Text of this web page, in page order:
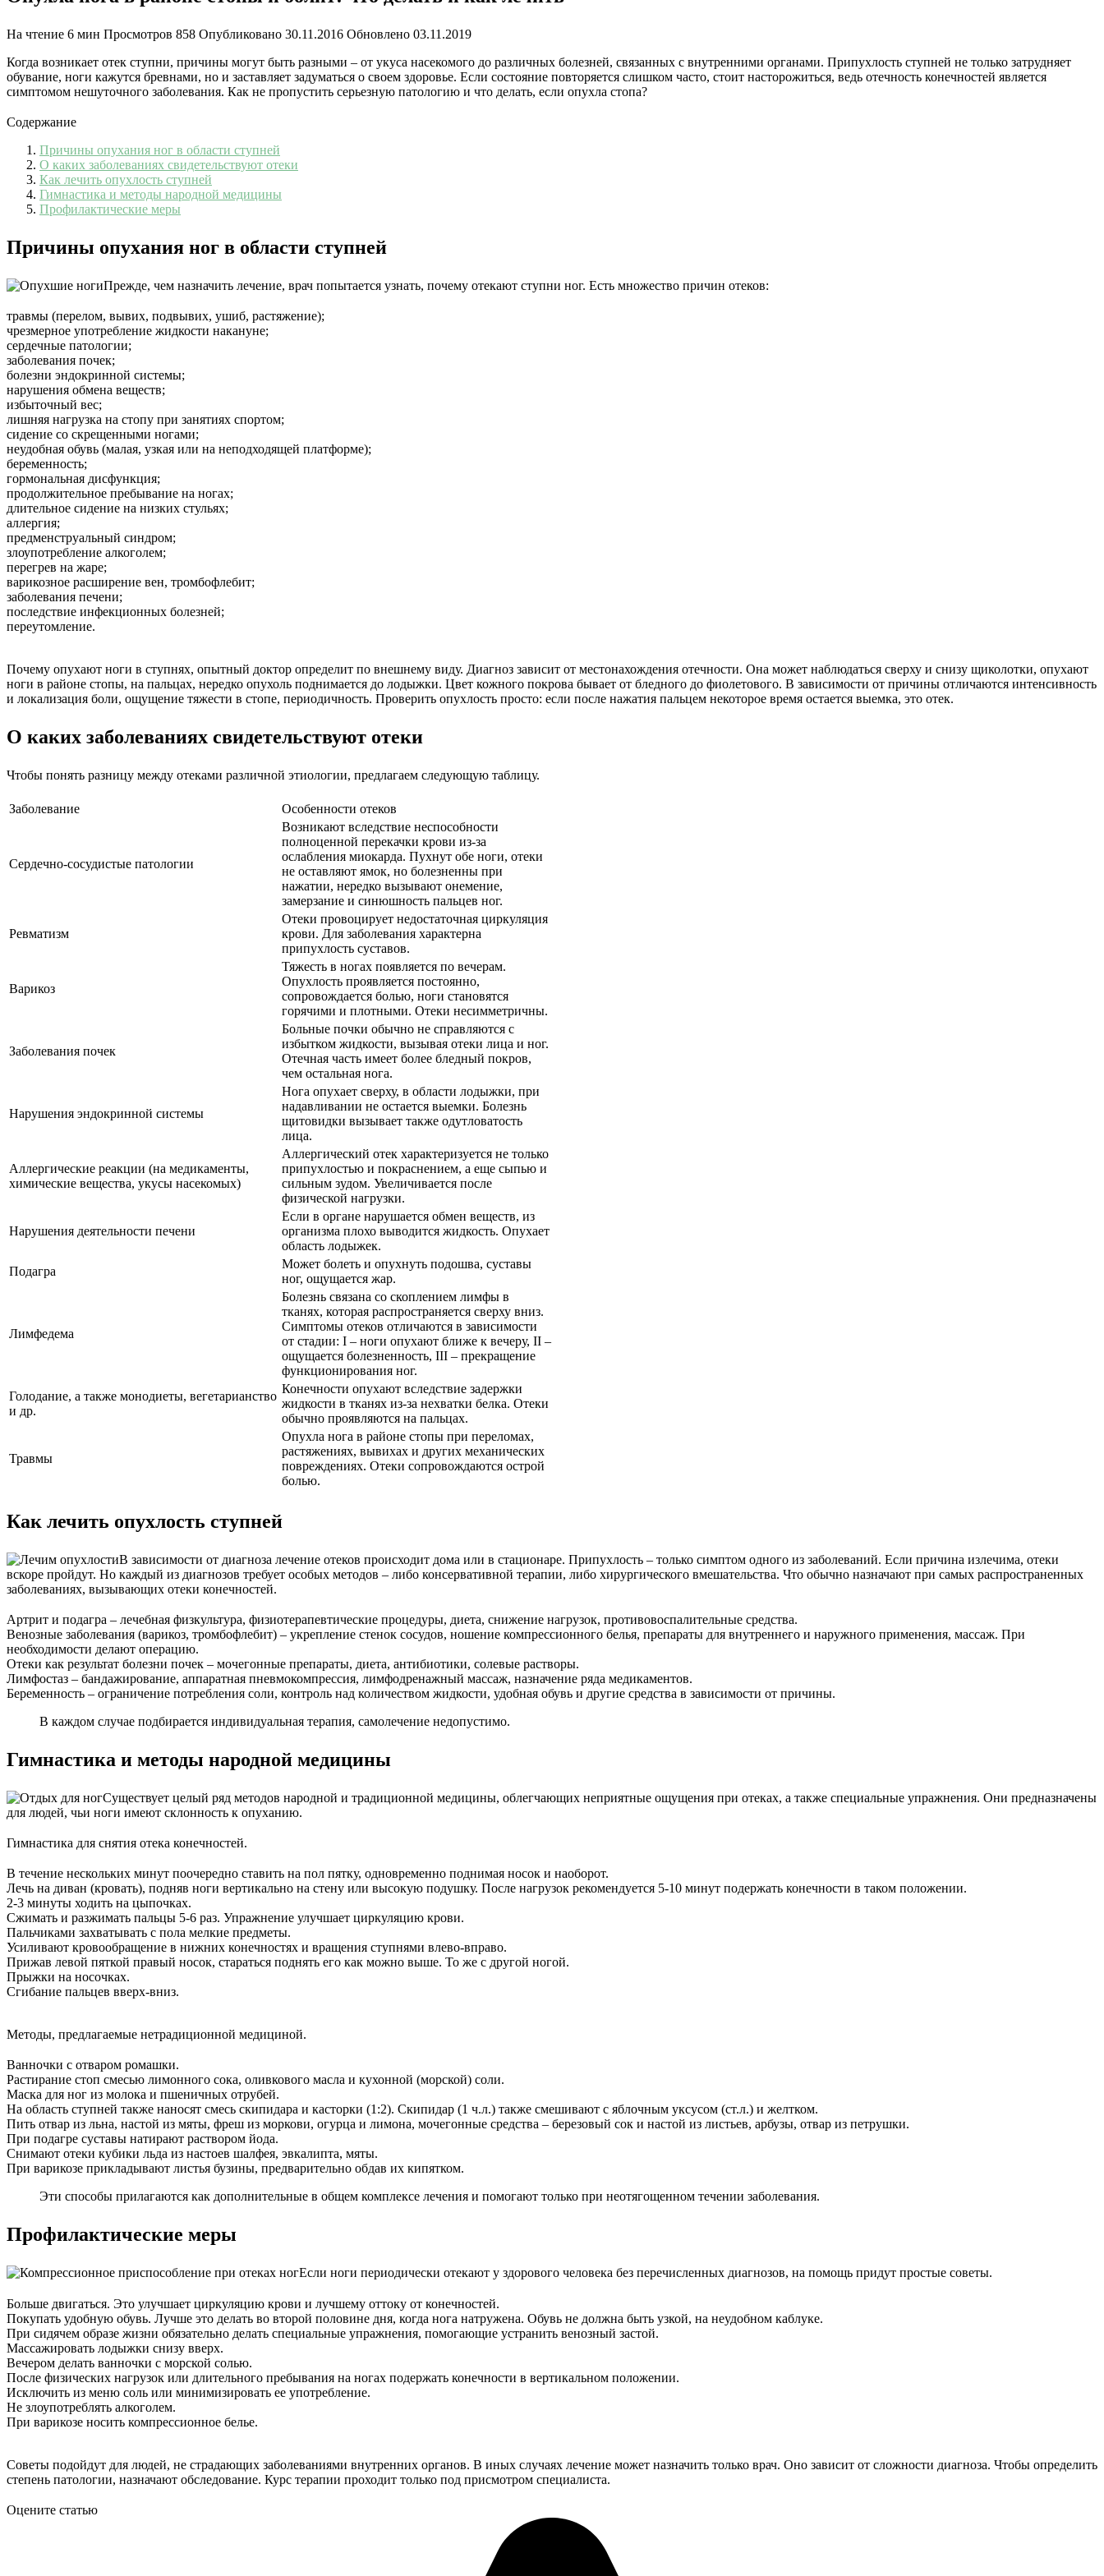
На чтение 6 мин Просмотров 858 Опубликовано 30.11.2016 Обновлено 03.11.2019
Когда возникает отек ступни, причины могут быть разными – от укуса насекомого до различных болезней, связанных с внутренними органами. Припухлость ступней не только затрудняет
обувание, ноги кажутся бревнами, но и заставляет задуматься о своем здоровье. Если состояние повторяется слишком часто, стоит насторожиться, ведь отечность конечностей является
симптомом нешуточного заболевания. Как не пропустить серьезную патологию и что делать, если опухла стопа?
Содержание
Причины опухания ног в области ступней
О каких заболеваниях свидетельствуют отеки
Как лечить опухлость ступней
Гимнастика и методы народной медицины
Профилактические меры
Причины опухания ног в области ступней
Прежде, чем назначить лечение, врач попытается узнать, почему отекают ступни ног. Есть множество причин отеков:
травмы (перелом, вывих, подвывих, ушиб, растяжение);
чрезмерное употребление жидкости накануне;
сердечные патологии;
заболевания почек;
болезни эндокринной системы;
нарушения обмена веществ;
избыточный вес;
лишняя нагрузка на стопу при занятиях спортом;
сидение со скрещенными ногами;
неудобная обувь (малая, узкая или на неподходящей платформе);
беременность;
гормональная дисфункция;
продолжительное пребывание на ногах;
длительное сидение на низких стульях;
аллергия;
предменструальный синдром;
злоупотребление алкоголем;
перегрев на жаре;
варикозное расширение вен, тромбофлебит;
заболевания печени;
последствие инфекционных болезней;
переутомление.
Почему опухают ноги в ступнях, опытный доктор определит по внешнему виду. Диагноз зависит от местонахождения отечности. Она может наблюдаться сверху и снизу щиколотки, опухают
ноги в районе стопы, на пальцах, нередко опухоль поднимается до лодыжки. Цвет кожного покрова бывает от бледного до фиолетового. В зависимости от причины отличаются интенсивность
и локализация боли, ощущение тяжести в стопе, периодичность. Проверить опухлость просто: если после нажатия пальцем некоторое время остается выемка, это отек.
О каких заболеваниях свидетельствуют отеки
Чтобы понять разницу между отеками различной этиологии, предлагаем следующую таблицу.
Заболевание Особенности отеков
Сердечно-сосудистые патологии
Возникают вследствие неспособности
полноценной перекачки крови из-за
ослабления миокарда. Пухнут обе ноги, отеки
не оставляют ямок, но болезненны при
нажатии, нередко вызывают онемение,
замерзание и синюшность пальцев ног.
Ревматизм
Отеки провоцирует недостаточная циркуляция
крови. Для заболевания характерна
припухлость суставов.
Варикоз
Тяжесть в ногах появляется по вечерам.
Опухлость проявляется постоянно,
сопровождается болью, ноги становятся
горячими и плотными. Отеки несимметричны.
Заболевания почек
Больные почки обычно не справляются с
избытком жидкости, вызывая отеки лица и ног.
Отечная часть имеет более бледный покров,
чем остальная нога.
Нарушения эндокринной системы
Нога опухает сверху, в области лодыжки, при
надавливании не остается выемки. Болезнь
щитовидки вызывает также одутловатость
лица.
Аллергические реакции (на медикаменты,
химические вещества, укусы насекомых)
Аллергический отек характеризуется не только
припухлостью и покраснением, а еще сыпью и
сильным зудом. Увеличивается после
физической нагрузки.
Нарушения деятельности печени
Если в органе нарушается обмен веществ, из
организма плохо выводится жидкость. Опухает
область лодыжек.
Подагра
Может болеть и опухнуть подошва, суставы
ног, ощущается жар.
Лимфедема
Болезнь связана со скоплением лимфы в
тканях, которая распространяется сверху вниз.
Симптомы отеков отличаются в зависимости
от стадии: І – ноги опухают ближе к вечеру, ІІ –
ощущается болезненность, ІІІ – прекращение
функционирования ног.
Голодание, а также монодиеты, вегетарианство
и др.
Конечности опухают вследствие задержки
жидкости в тканях из-за нехватки белка. Отеки
обычно проявляются на пальцах.
Травмы
Опухла нога в районе стопы при переломах,
растяжениях, вывихах и других механических
повреждениях. Отеки сопровождаются острой
болью.
Как лечить опухлость ступней
В зависимости от диагноза лечение отеков происходит дома или в стационаре. Припухлость – только симптом одного из заболеваний. Если причина излечима, отеки
вскоре пройдут. Но каждый из диагнозов требует особых методов – либо консервативной терапии, либо хирургического вмешательства. Что обычно назначают при самых распространенных
заболеваниях, вызывающих отеки конечностей.
Артрит и подагра – лечебная физкультура, физиотерапевтические процедуры, диета, снижение нагрузок, противовоспалительные средства.
Венозные заболевания (варикоз, тромбофлебит) – укрепление стенок сосудов, ношение компрессионного белья, препараты для внутреннего и наружного применения, массаж. При
необходимости делают операцию.
Отеки как результат болезни почек – мочегонные препараты, диета, антибиотики, солевые растворы.
Лимфостаз – бандажирование, аппаратная пневмокомпрессия, лимфодренажный массаж, назначение ряда медикаментов.
Беременность – ограничение потребления соли, контроль над количеством жидкости, удобная обувь и другие средства в зависимости от причины.
В каждом случае подбирается индивидуальная терапия, самолечение недопустимо.
Гимнастика и методы народной медицины
Существует целый ряд методов народной и традиционной медицины, облегчающих неприятные ощущения при отеках, а также специальные упражнения. Они предназначены
для людей, чьи ноги имеют склонность к опуханию.
Гимнастика для снятия отека конечностей.
В течение нескольких минут поочередно ставить на пол пятку, одновременно поднимая носок и наоборот.
Лечь на диван (кровать), подняв ноги вертикально на стену или высокую подушку. После нагрузок рекомендуется 5-10 минут подержать конечности в таком положении.
2-3 минуты ходить на цыпочках.
Сжимать и разжимать пальцы 5-6 раз. Упражнение улучшает циркуляцию крови.
Пальчиками захватывать с пола мелкие предметы.
Усиливают кровообращение в нижних конечностях и вращения ступнями влево-вправо.
Прижав левой пяткой правый носок, стараться поднять его как можно выше. То же с другой ногой.
Прыжки на носочках.
Сгибание пальцев вверх-вниз.
Методы, предлагаемые нетрадиционной медициной.
Ванночки с отваром ромашки.
Растирание стоп смесью лимонного сока, оливкового масла и кухонной (морской) соли.
Маска для ног из молока и пшеничных отрубей.
На область ступней также наносят смесь скипидара и касторки (1:2). Скипидар (1 ч.л.) также смешивают с яблочным уксусом (ст.л.) и желтком.
Пить отвар из льна, настой из мяты, фреш из моркови, огурца и лимона, мочегонные средства – березовый сок и настой из листьев, арбузы, отвар из петрушки.
При подагре суставы натирают раствором йода.
Снимают отеки кубики льда из настоев шалфея, эвкалипта, мяты.
При варикозе прикладывают листья бузины, предварительно обдав их кипятком.
Эти способы прилагаются как дополнительные в общем комплексе лечения и помогают только при неотягощенном течении заболевания.
Профилактические меры
Если ноги периодически отекают у здорового человека без перечисленных диагнозов, на помощь придут простые советы.
Больше двигаться. Это улучшает циркуляцию крови и лучшему оттоку от конечностей.
Покупать удобную обувь. Лучше это делать во второй половине дня, когда нога натружена. Обувь не должна быть узкой, на неудобном каблуке.
При сидячем образе жизни обязательно делать специальные упражнения, помогающие устранить венозный застой.
Массажировать лодыжки снизу вверх.
Вечером делать ванночки с морской солью.
После физических нагрузок или длительного пребывания на ногах подержать конечности в вертикальном положении.
Исключить из меню соль или минимизировать ее употребление.
Не злоупотреблять алкоголем.
При варикозе носить компрессионное белье.
Советы подойдут для людей, не страдающих заболеваниями внутренних органов. В иных случаях лечение может назначить только врач. Оно зависит от сложности диагноза. Чтобы определить
степень патологии, назначают обследование. Курс терапии проходит только под присмотром специалиста.
Оцените статью